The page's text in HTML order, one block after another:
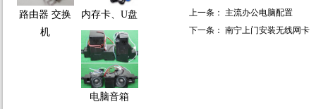
路由器 交换
机
内存卡、U盘
电脑音箱
上一条： 主流办公电脑配置
下一条： 南宁上门安装无线网卡